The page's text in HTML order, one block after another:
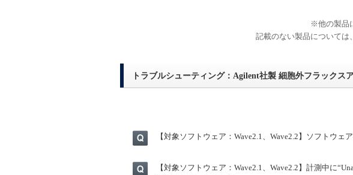
※他の製品
記載のない製品については
トラブルシューティング：Agilent社製 細胞外フラックス
【対象ソフトウェア：Wave2.1、Wave2.2】ソフトウェ
【対象ソフトウェア：Wave2.1、Wave2.2】計測中に